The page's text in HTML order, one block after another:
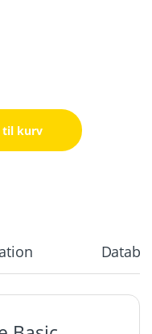
til kurv